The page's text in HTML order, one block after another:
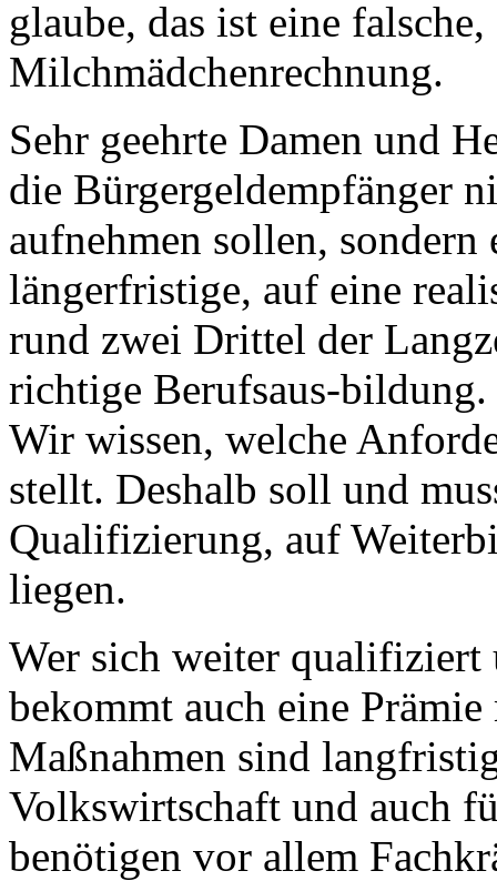
glaube, das ist eine
Milchmädchenrechnung.
Sehr geehrte Damen und
die Bürgergeldempfänger
aufnehmen sollen,
längerfristige, auf eine
rund zwei Drittel der
richtige Berufsaus-
Wir wissen, welche
stellt. Deshalb soll und
Qualifizierung, auf
liegen.
Wer sich weiter qualifiziert
bekommt auch eine
Maßnahmen sind
Volkswirtschaft und auch
benötigen vor allem